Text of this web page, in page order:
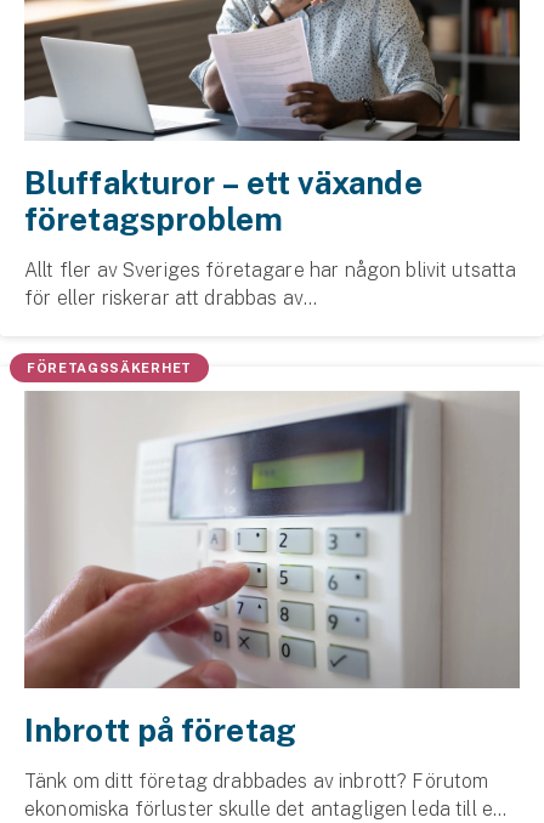
Hemförsäkring
Villaförsäkring
Hyresrättsförsäkring
Fritidshusförsäkring
Företagsförsäkring
Bilförsäkring för företag
För förmedlare
Gruppförsäkringar
Se alla försäkringar
Bluffakturor – ett växande
företagsproblem
Allt fler av Sveriges företagare har någon­ blivit utsatta
för eller riskerar att drabbas av
lura företag på pengar. Därför blir det allt vik...
FÖRETAGSSÄKERHET
Inbrott på företag
Tänk om ditt företag drabbades av inbrott? Förutom
ekonomiska förluster skulle det antagligen leda till en